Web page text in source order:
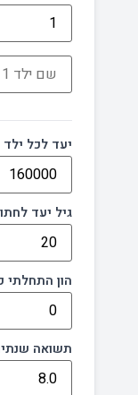
יעד לכל
גיל יעד
הון התחלתי
תשואה